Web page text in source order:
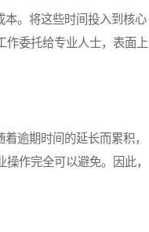
。将这些时间投入到核心
作委托给专业人士，表面上
逾期时间的延长而累积，
作完全可以避免。因此，